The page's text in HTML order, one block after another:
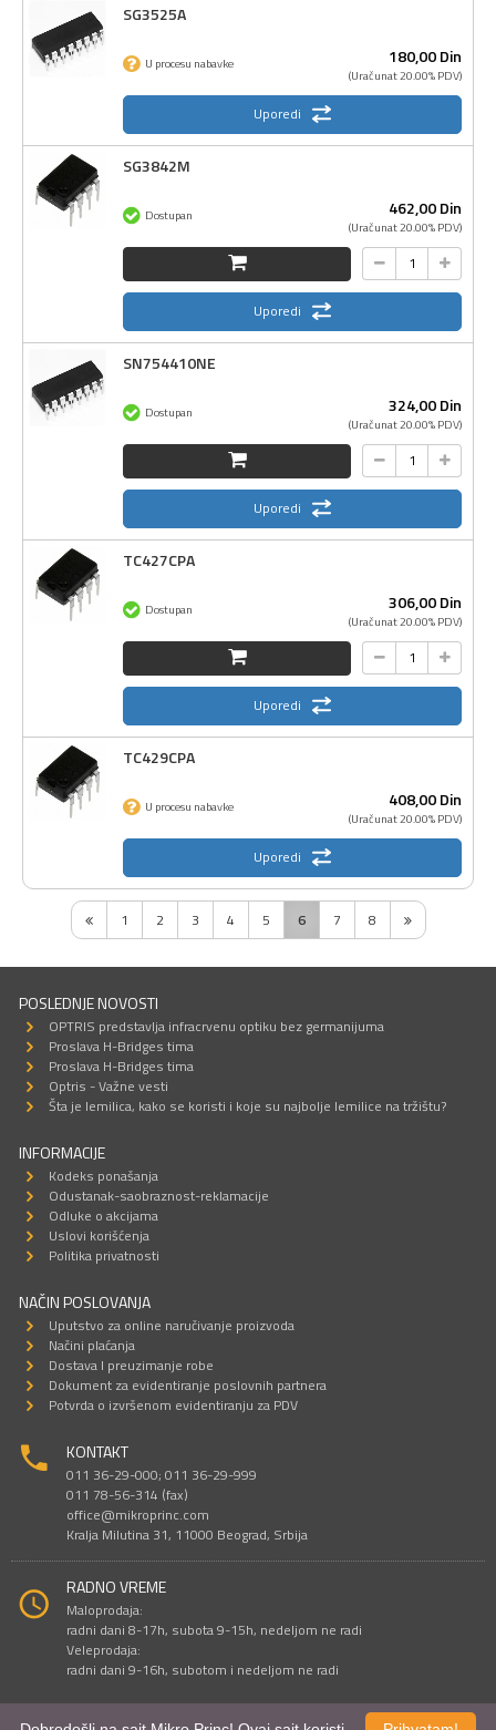
SG3525A
180,00Din
(Uračunat 20.00% PDV)
U procesu nabavke
Uporedi
SG3842M
462,00Din
(Uračunat 20.00% PDV)
Dostupan
Uporedi
SN754410NE
324,00Din
(Uračunat 20.00% PDV)
Dostupan
Uporedi
TC427CPA
306,00Din
(Uračunat 20.00% PDV)
Dostupan
Uporedi
TC429CPA
408,00Din
(Uračunat 20.00% PDV)
U procesu nabavke
Uporedi
1 2 3 4 5 6 7 8
POSLEDNJE NOVOSTI
OPTRIS predstavlja infracrvenu optiku bez germanijuma
Proslava H-Bridges tima
Proslava H-Bridges tima
Optris - Važne vesti
Šta je lemilica, kako se koristi i koje su najbolje lemilice na tržištu?
INFORMACIJE
Kodeks ponašanja
Odustanak-saobraznost-reklamacije
Odluke o akcijama
Uslovi korišćenja
Politika privatnosti
NAČIN POSLOVANJA
Uputstvo za online naručivanje proizvoda
Načini plaćanja
Dostava I preuzimanje robe
Dokument za evidentiranje poslovnih partnera
Potvrda o izvršenom evidentiranju za PDV
KONTAKT
011 36-29-000; 011 36-29-999
011 78-56-314 (fax)
office@mikroprinc.com
Kralja Milutina 31, 11000 Beograd, Srbija
RADNO VREME
Maloprodaja:
radni dani 8-17h, subota 9-15h, nedeljom ne radi
Veleprodaja:
radni dani 9-16h, subotom i nedeljom ne radi